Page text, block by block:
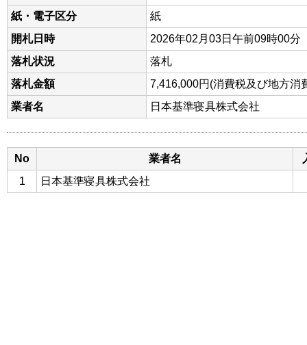
紙・電子区分
紙
開札日時
2026年02月03日午前09時00分
落札状況
落札
落札金額
7,416,000円(消費税及び地方消
業者名
日本基準寝具株式会社
No 業者名
1
日本基準寝具株式会社